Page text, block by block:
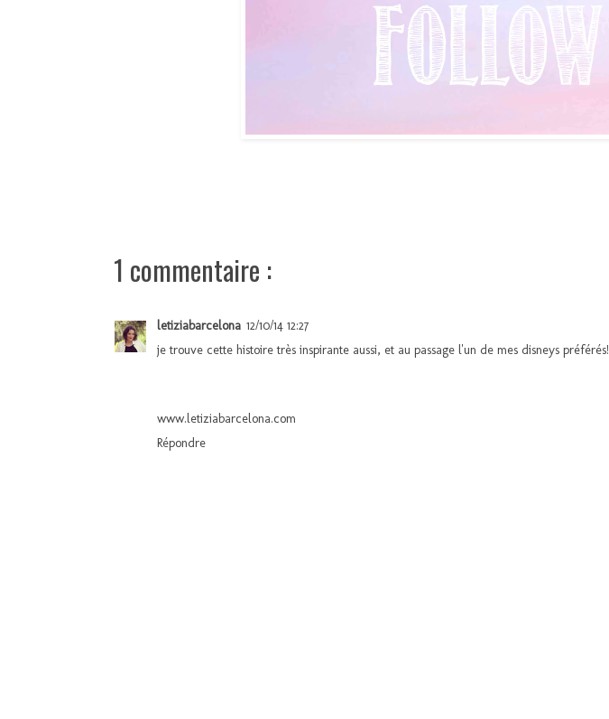
1 commentaire :
letiziabarcelona 12/10/14 12:27
je trouve cette histoire très inspirante aussi, et au passage l'un de mes disneys préférés!
www.letiziabarcelona.com
Répondre